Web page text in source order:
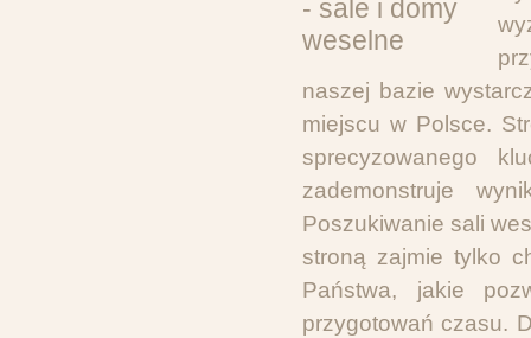
naszej bazie
miejscu w Polsce.
sprecyzowanego
zademonstruje
Poszukiwanie sali
stroną zajmie tylko
Państwa, jakie
przygotowań czasu.